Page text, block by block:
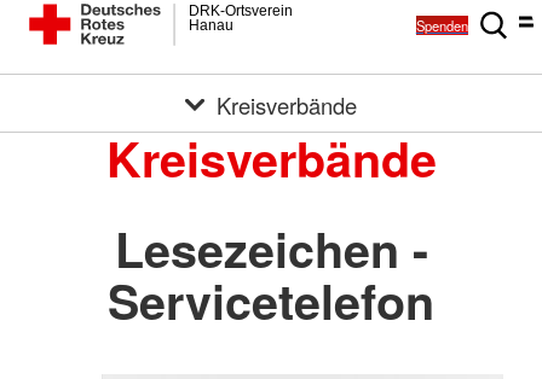
Hanau
DRK-Ortsverein
Spenden
Kreisverbände
Kreisverbände
Lesezeichen -
Servicetelefon